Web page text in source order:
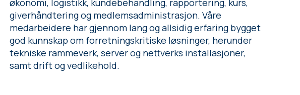
økonomi, logistikk, kundebehandling, rapportering, kurs,
giverhåndtering og medlemsadministrasjon. Våre
medarbeidere har gjennom lang og allsidig erfaring bygget
god kunnskap om forretningskritiske løsninger, herunder
tekniske rammeverk, server og nettverks installasjoner,
samt drift og vedlikehold.